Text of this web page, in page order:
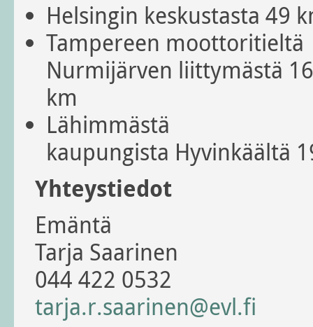
Helsingin keskustasta 49
Tampereen moottoritieltä
Nurmijärven liittymästä 16
km
Lähimmästä
kaupungista Hyvinkäältä
Yhteystiedot
Emäntä
Tarja Saarinen
044 422 0532
tarja.r.saarinen@evl.fi